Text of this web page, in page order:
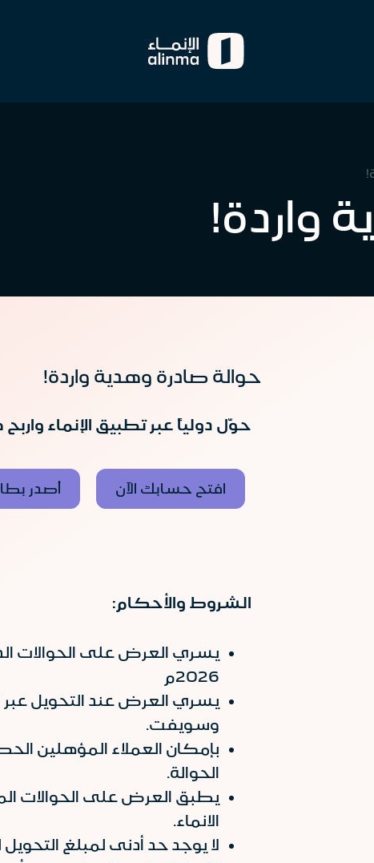
واردة!
حوالة صادرة وهدية واردة!
حوّل دولياً عبر تطبيق الإنماء
افتح حسابك الآن أصدر
الشروط والأحكام:
2026م
يسري العرض عند التحويل
وسويفت.
بإمكان العملاء المؤهلين
الحوالة.
يطبق العرض على الحوالات
الانماء.
لا يوجد حد أدنى لمبلغ